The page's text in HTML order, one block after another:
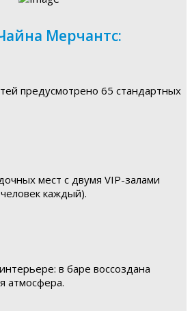
Мерчантс:
предусмотрено 65 стандартных
мест с двумя VIP-залами
каждый).
в баре воссоздана
атмосфера.